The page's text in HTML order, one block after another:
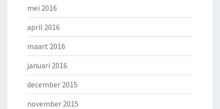
mei 2016
april 2016
maart 2016
januari 2016
december 2015
november 2015